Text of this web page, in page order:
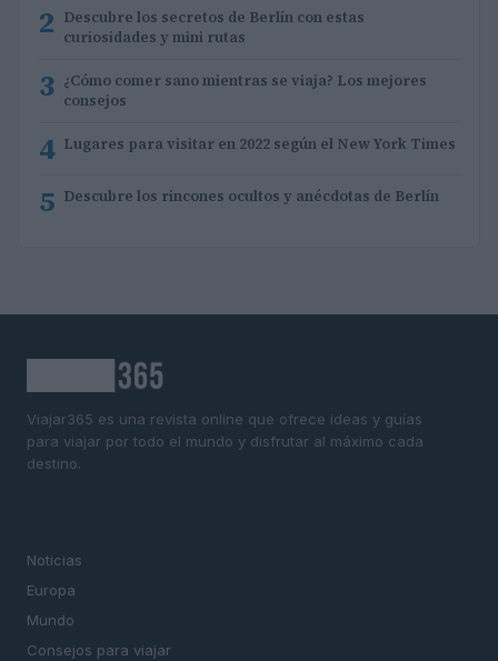
2 Descubre los secretos de Berlín con estas
curiosidades y mini rutas
3 ¿Cómo comer sano mientras se viaja? Los mejores
consejos
4 Lugares para visitar en 2022 según el New York Times
5 Descubre los rincones ocultos y anécdotas de Berlín
Viajar365 es una revista online que ofrece ideas y guías
para viajar por todo el mundo y disfrutar al máximo cada
destino.
Noticias
Europa
Mundo
Consejos para viajar